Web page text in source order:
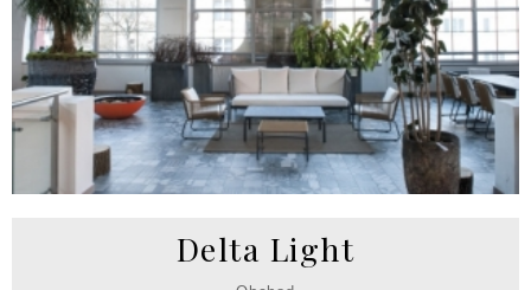
Delta Light